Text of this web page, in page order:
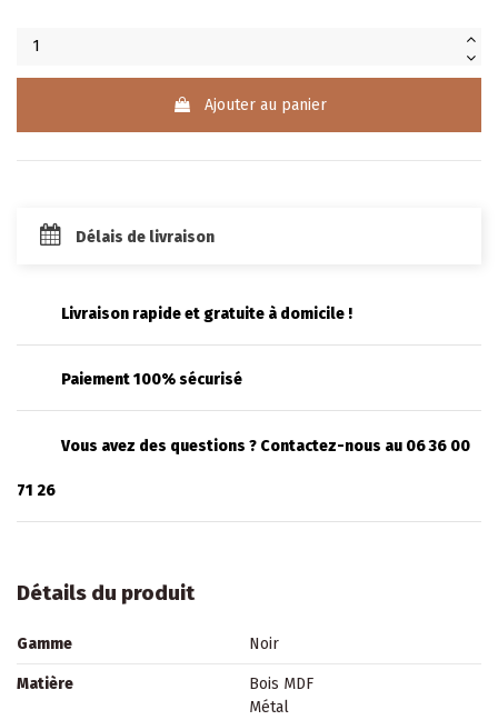
Ajouter au panier
Délais de livraison
Livraison rapide et gratuite à domicile !
Paiement 100% sécurisé
Vous avez des questions ? Contactez-nous au 06 36 00
71 26
Détails du produit
Gamme Noir
Matière
Bois MDF
Métal